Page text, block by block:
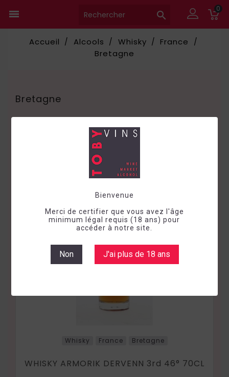
Bienvenue
Merci de certifier que vous avez l'âge
minimum légal requis (18 ans) pour
accéder à notre site.
Non J'ai plus de 18 ans
 
0
Accueil Alcools Whisky
France
Bretagne
Bretagne
Whisky France Bretagne
WHISKY ARMORIK DERVENN 3rd 46° 70CL